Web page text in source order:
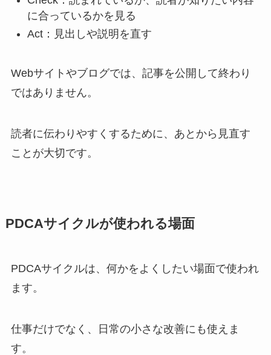
に合っているかを見る
Act：見出しや説明を直す
Webサイトやブログでは、記事を公開して終わり
ではありません。
読者に伝わりやすくするために、あとから見直す
ことが大切です。
PDCAサイクルが使われる場面
PDCAサイクルは、何かをよくしたい場面で使われ
ます。
仕事だけでなく、日常の小さな改善にも使えま
す。